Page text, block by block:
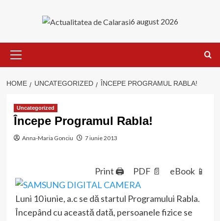
6 august 2026
Menu
HOME UNCATEGORIZED ÎNCEPE PROGRAMUL RABLA!
Uncategorized
Începe Programul Rabla!
Anna-Maria Gonciu 7 iunie 2013
Print 🖨 PDF 📄 eBook 📱
Luni 10 iunie, a.c se dă startul Programului Rabla.
Începând cu această dată, persoanele fizice se